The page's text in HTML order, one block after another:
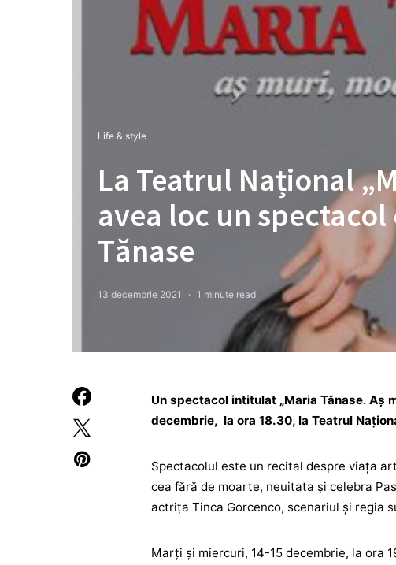
Life & style
La Teatrul Național
avea loc un
Tănase
13 decembrie 2021 1 minute read
Un spectacol intitulat „Maria Tănase. Aș
decembrie, la ora 18.30, la Teatrul
Spectacolul este un recital despre viaţa
cea fără de moarte, neuitata şi celebra
actrița Tinca Gorcenco, scenariul și regia
Marți și miercuri, 14-15 decembrie, la ora